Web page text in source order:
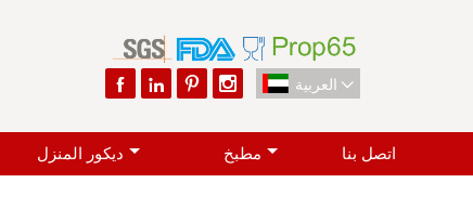
    العربية 
ديكور المنزل مطبخ اتصل بنا